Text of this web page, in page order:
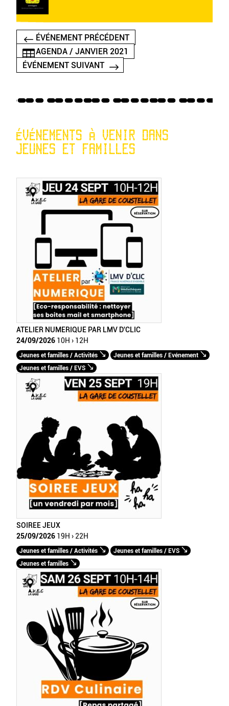
ÉVÉNEMENT PRÉCÉDENT
AGENDA / JANVIER 2021
ÉVÉNEMENT SUIVANT
ÉVÉNEMENTS À VENIR DANS
JEUNES ET FAMILLES
ATELIER NUMERIQUE PAR LMV D'CLIC
24/09/2026 10H › 12H
Jeunes et familles / Activités
Jeunes et familles / Evénement
Jeunes et familles / EVS
SOIREE JEUX
25/09/2026 19H › 22H
Jeunes et familles / Activités
Jeunes et familles / EVS
Jeunes et familles